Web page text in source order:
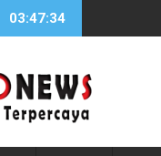
03:47:35